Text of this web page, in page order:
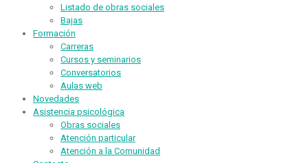
Listado de obras sociales
Bajas
Formación
Carreras
Cursos y seminarios
Conversatorios
Aulas web
Novedades
Asistencia psicológica
Obras sociales
Atención particular
Atención a la Comunidad